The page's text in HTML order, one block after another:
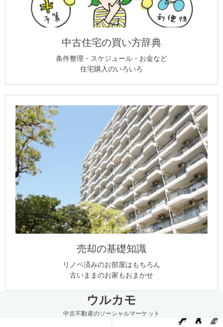
中古住宅の買い方辞典
条件整理・スケジュール・お金など
住宅購入のいろいろ
売却の基礎知識
リノベ済みのお部屋はもちろん
古いままのお家もおまかせ
ウルカモ
中古不動産のソーシャルマーケット